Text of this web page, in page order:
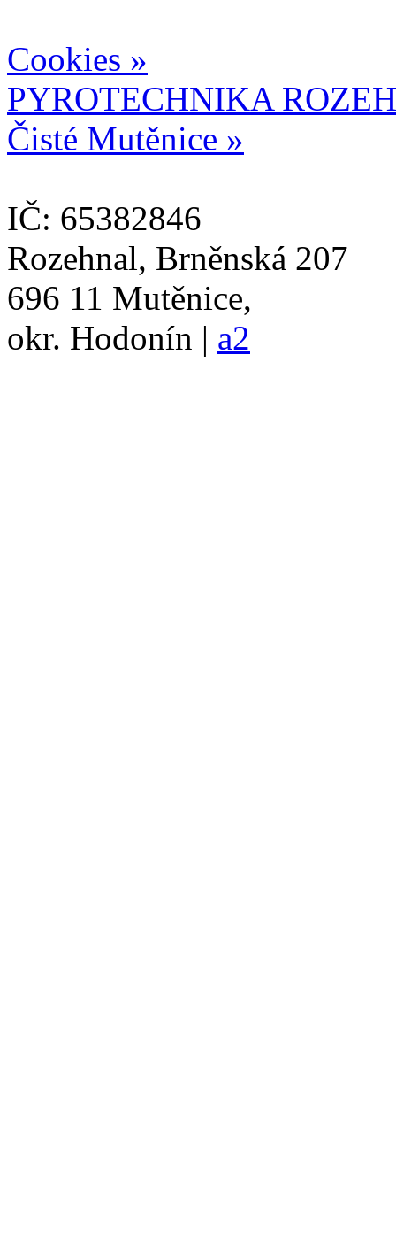
Cookies »
PYROTECHNIKA
Čisté Mutěnice »
IČ: 65382846
Rozehnal, Brněnská 207
696 11 Mutěnice,
okr. Hodonín | a2